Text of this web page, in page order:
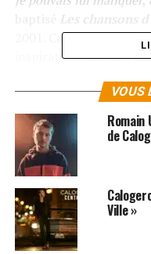
2001. Calogero aurait
inspiration dans son
chansons, la justice a
son jugement du 16 mai
Calogero a bien
décision invoquant « un
du chanteur a indiqué
son client ait été créée
Histoire à suivre…
VOUS
de
Ville »